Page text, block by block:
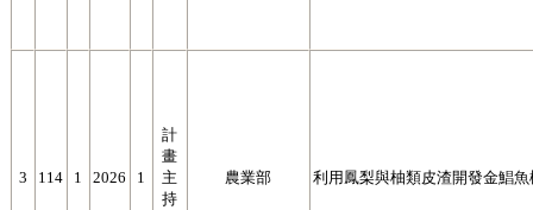
3 114 1 2026 1
計
畫
主
持
農業部 利用鳳梨與柚類皮渣開發金鯧